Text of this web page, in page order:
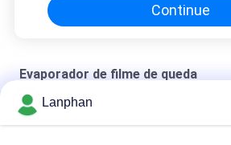
Continue
Evaporador de filme de queda
evaporador de filme de queda 5kgh
Lanphan